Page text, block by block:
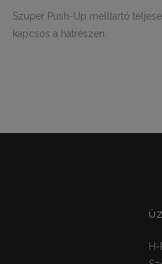
Szuper Push-Up melltartó
kapcsos a hátrészen.